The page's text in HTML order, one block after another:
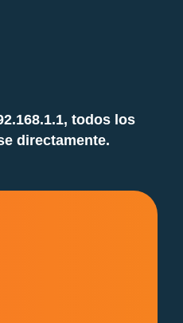
todos los
directamente.